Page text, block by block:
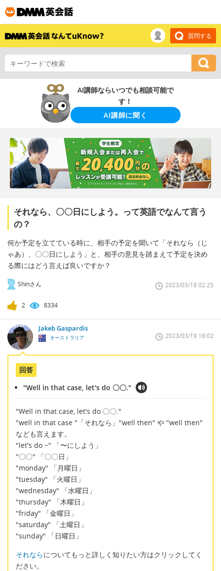
質問する
AI講師ならいつでも相談可能で
す！
AI講師に聞く
それなら、〇〇日にしよう。って英語でなんて言う
の？
何か予定を立てている時に、相手の予定を聞いて「それなら（じ
ゃあ）、〇〇日にしよう」と、相手の意見を踏まえて予定を決め
る際にはどう言えば良いですか？
Shinさん 2023/03/18 02:25
2 8334
Jakeb Gaspardis
オーストラリア 2023/03/19 18:02
回答
"Well in that case, let's do 〇〇."
"Well in that case, let's do 〇〇."
"well in that case "「それなら」"well then" や "well then"
なども言えます。
"let's do ~" 「〜にしよう」
"〇〇" 「〇〇日」
"monday" 「月曜日」
"tuesday" 「火曜日」
"wednesday" 「水曜日」
"thursday" 「木曜日」
"friday" 「金曜日」
"saturday" 「土曜日」
"sunday" 「日曜日」
それならについてもっと詳しく知りたい方はクリックしてく
ださい。